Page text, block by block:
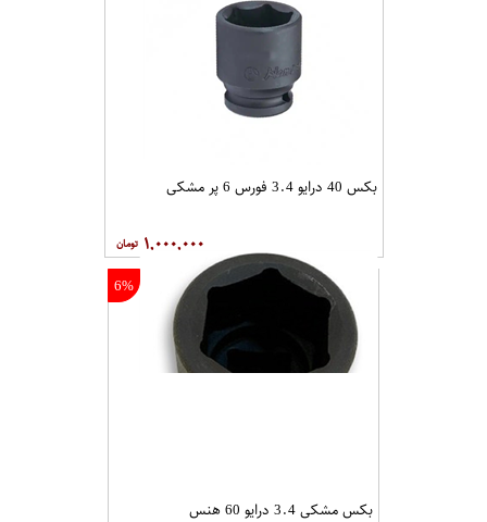
بکس 40 درایو 3.4 فورس 6 پر مشکی
۱,۰۰۰,۰۰۰
6%
بکس مشکی 3.4 درایو 60 هنس